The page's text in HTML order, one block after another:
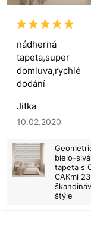
nádherná
tapeta,super
domluva,rychlé
dodání
Jitka
10.02.2020
bielo-sivá
tapeta s
CAKmi
štýle